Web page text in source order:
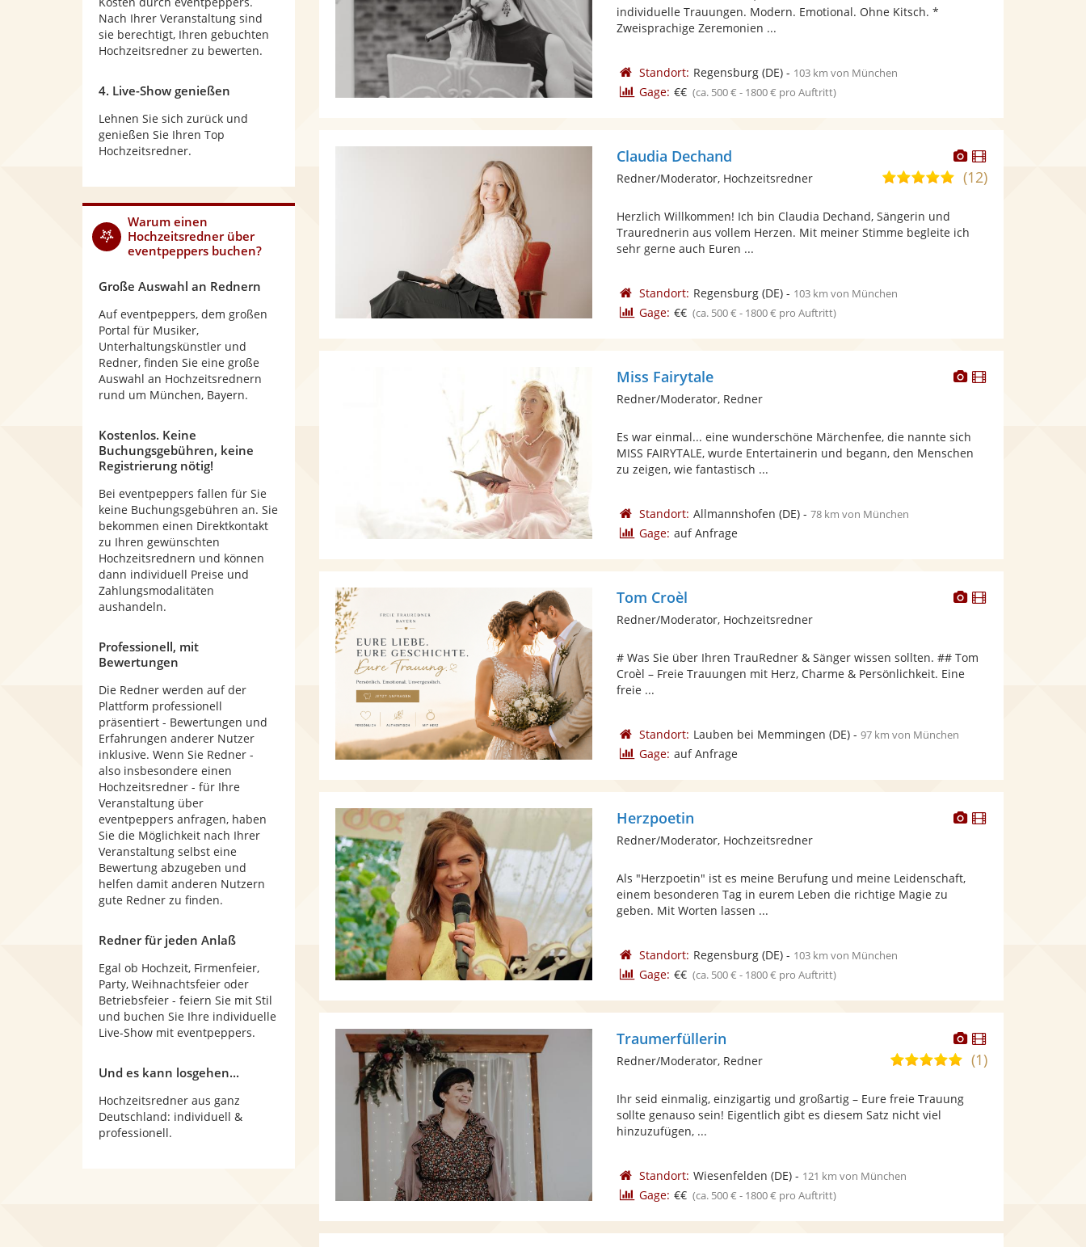
individuelle Trauungen. Modern. Emotional. Ohne Kitsch. *
Zweisprachige Zeremonien ...
Standort: Regensburg(DE)- 103 km von München
Gage: €€ (ca. 500 € - 1800 € pro Auftritt)
Dieser
Künstler
stellt
Dieser
Künstler
Claudia Dechand
5,0
Sternen
(12)
Redner/Moderator, Hochzeitsredner
Herzlich Willkommen! Ich bin Claudia Dechand, Sängerin und
Traurednerin aus vollem Herzen. Mit meiner Stimme begleite ich
sehr gerne auch Euren ...
Standort: Regensburg(DE)- 103 km von München
Gage: €€ (ca. 500 € - 1800 € pro Auftritt)
Dieser
bereit.
Dieser
Miss Fairytale
Redner/Moderator, Redner
Es war einmal... eine wunderschöne Märchenfee, die nannte sich
MISS FAIRYTALE, wurde Entertainerin und begann, den Menschen
zu zeigen, wie fantastisch ...
Standort: Allmannshofen (DE)- 78 km von München
Gage: auf Anfrage
Dieser
bereit.
Dieser
Tom Croèl
Redner/Moderator, Hochzeitsredner
# Was Sie über Ihren TrauRedner & Sänger wissen sollten. ## Tom
Croèl – Freie Trauungen mit Herz, Charme & Persönlichkeit. Eine
freie ...
Standort: Lauben bei Memmingen (DE)- 97 km von München
Gage: auf Anfrage
DieserDieser
Herzpoetin
Redner/Moderator, Hochzeitsredner
Als "Herzpoetin" ist es meine Berufung und meine Leidenschaft,
einem besonderen Tag in eurem Leben die richtige Magie zu
geben. Mit Worten lassen ...
Standort: Regensburg(DE)- 103 km von München
Gage: €€ (ca. 500 € - 1800 € pro Auftritt)
Dieser
Künstler
stellt
Dieser
Künstler
Traumerfüllerin
5,0
5
(1)
Redner/Moderator, Redner
Ihr seid einmalig, einzigartig und großartig – Eure freie Trauung
sollte genauso sein! Eigentlich gibt es diesem Satz nicht viel
hinzuzufügen, ...
Standort: Wiesenfelden (DE)- 121 km von München
Gage: €€ (ca. 500 € - 1800 € pro Auftritt)
Nach Ihrer Veranstaltung sind
sie berechtigt, Ihren gebuchten
Hochzeitsredner zu bewerten.
4. Live-Show genießen
Lehnen Sie sich zurück und
genießen Sie Ihren Top
Hochzeitsredner.
Warum einen
Hochzeitsrednerüber
eventpeppers buchen?
Große Auswahl an Rednern
Auf eventpeppers, dem großen
Portal für Musiker,
Unterhaltungskünstler und
Redner, finden Sie eine große
Auswahl an Hochzeitsrednern
rund um München, Bayern.
Kostenlos. Keine
Buchungsgebühren, keine
Registrierung nötig!
Bei eventpeppers fallen für Sie
keine Buchungsgebühren an. Sie
bekommen einen Direktkontakt
zu Ihren gewünschten
Hochzeitsrednern und können
dann individuell Preise und
Zahlungsmodalitäten
aushandeln.
Professionell, mit
Bewertungen
Die Redner werden auf der
Plattform professionell
präsentiert - Bewertungen und
Erfahrungen anderer Nutzer
inklusive. Wenn Sie Redner -
also insbesondere einen
Hochzeitsredner - für Ihre
Veranstaltung über
eventpeppers anfragen, haben
Sie die Möglichkeit nach Ihrer
Veranstaltung selbst eine
Bewertung abzugeben und
helfen damit anderen Nutzern
gute Redner zu finden.
Redner für jeden Anlaß
Egal ob Hochzeit, Firmenfeier,
Party, Weihnachtsfeier oder
Betriebsfeier - feiern Sie mit Stil
und buchen Sie Ihre individuelle
Live-Show mit eventpeppers.
Und es kann losgehen...
Hochzeitsredner aus ganz
Deutschland: individuell &
professionell.